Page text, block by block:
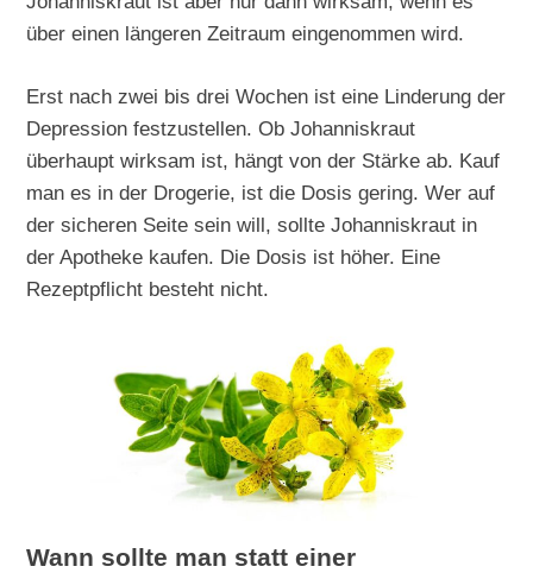
über einen längeren Zeitraum eingenommen wird.
Erst nach zwei bis drei Wochen ist eine Linderung der
Depression festzustellen. Ob Johanniskraut
überhaupt wirksam ist, hängt von der Stärke ab. Kauf
man es in der Drogerie, ist die Dosis gering. Wer auf
der sicheren Seite sein will, sollte Johanniskraut in
der Apotheke kaufen. Die Dosis ist höher. Eine
Rezeptpflicht besteht nicht.
Wann sollte man statt einer